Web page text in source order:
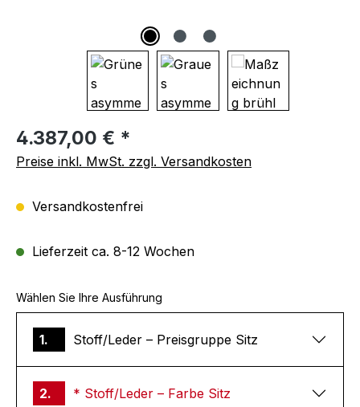
Regulärer Preis:
4.387,00 € *
Preise inkl. MwSt. zzgl. Versandkosten
Versandkostenfrei
Lieferzeit ca. 8-12 Wochen
Wählen Sie Ihre Ausführung
1. Stoff/Leder – Preisgruppe Sitz
2. * Stoff/Leder – Farbe Sitz